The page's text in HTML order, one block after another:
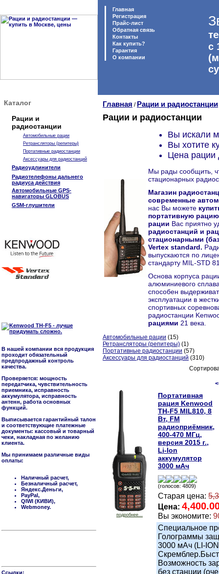
Главная
Регистрация
Прайс-лист
Обратная связь
Контакты
Как купить?
Гарантия
O компании
с
Каталог
Рации и
радиостанции
Автомобильные рации
Ретрансляторы (репитеры)
Портативные радиостанции
Аксессуары для радиостанций
Радиоудлинители
Радиотелефоны дальнего
радиуса действия
Автомобильные GPS-
навигаторы GLOBUS
GSM-глушители
В нашей компании вся продукция
проходит обязательный
предпродажный контроль
качества.
Проверяется: мощность
передатчика, чувствительность
приемника, исправность
аккумулятора, исправность
антенн, работа основных
функций.
Выписывается гарантийный талон
и соответствующие платежные
документы: кассовый и товарный
чеки, накладная по желанию
клиента.
Мы принимаем различные виды
оплаты:
Наличный расчет,
Безналичный расчет,
Яндекс.Деньги,
PayPal,
QIWI (КИВИ),
Webmoney.
Cсылки:
Главная / Рации и радиостанции
Рации и радиостанции
Вы искали
Вы хотите
Цена рации
Мы рады сообщить,
стационарных
Магазин
современные
нас Вы можете
портативную рацию
рации Вас приятно
радиостанций и
стационарными
Vertex standard.
выпускаются по
стандарту MIL-STD
Основа корпуса
алюминиевого
способен
эксплуатации в
спортивных
радиостанции
рациями 21 века.
Автомобильные рации (15)
Ретрансляторы (репитеры) (1)
Портативные радиостанции (57)
Аксессуары для радиостанций (310)
подробнее...
Портативная
рация Kenwood
TH-F5 MIL810, 8
Вт, FM
радиоприёмник,
400-470 МГц,
версия 2015 г.,
Li-Ion
аккумулятор
3000 мАч
(голосов: 4809)
Старая цена:
Цена:
Вы экономите:
Специальное
Голограммы
3000 мАч (LI-
Возможность
без станции